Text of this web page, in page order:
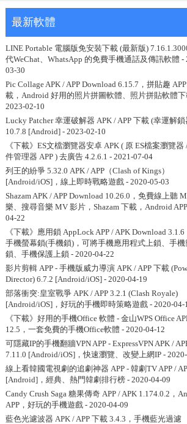
最新軟體
LINE Portable 電腦版免安裝下載 (最新版)
代WeChat、WhatsApp 的免費手機通話及傳訊軟體 -
03-30
Pic Collage APK / APP Download 6.15.7，拼貼趣
載，Android 好用的照片拼圖軟體、照片拼貼軟體
2023-02-10
Lucky Patcher 幸運破解器 APK / APP 下載 (幸運解鎖
10.7.8 [Android] - 2023-02-10
《下載》ES文檔瀏覽器安卓 APK ( 原 ES檔案瀏覽器
件管理器 APP ) 去廣告 4.2.6.1 - 2021-07-04
列王的紛爭 5.32.0 APK / APP（Clash of Kings）
[Android/iOS]，線上即時戰略遊戲- 2020-05-03
Shazam APK / APP Download 10.26.0，免費線上聽
樂、搜尋音樂 MV 影片，Shazam 下載，Android APP
04-22
《下載》應用鎖 AppLock APP / APK Download
手機螢幕鎖(手機鎖)，可將手機應用程式上鎖、手機
鎖、手機保護上鎖 - 2020-04-22
影片剪輯 APP - 手機版威力導演 APK / APP 下載
Director) 6.7.2 [Android/iOS]- 2020-04-19
部落衝突:皇室戰爭 APK / APP 3.2.1 (Clash Royale)
[Android/iOS]，好玩的手機即時策略遊戲- 2020-04-
《下載》好用的手機Office 軟體 - 金山WPS Office
12.5，一套免費的手機Office軟體 - 2020-04-12
可隱藏IP的手機翻牆VPN APP - ExpressVPN APK /
7.11.0 [Android/iOS]，快速瀏覽、改變上網IP- 2020-
線上看韓國電視劇的追劇神器 APP - 韓劇TV APP /
[Android]，經典、熱門韓劇排行榜- 2020-04-09
Candy Crush Saga 糖果傳奇 APP / APK 1.174.0.2，
APP，好玩的手機遊戲- 2020-04-09
藍色光濾波器 APK / APP 下載 3.4.3，手機藍光過濾